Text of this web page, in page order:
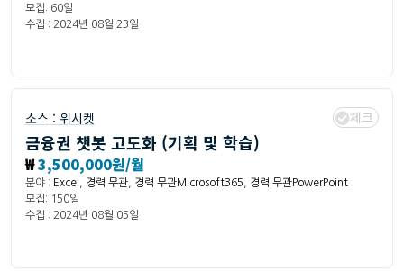
모집: 60일
수집 : 2024년 08월 23일
소스 : 위시켓 체크
금융권 챗봇 고도화 (기획 및 학습)
₩3,500,000원/월
분야 : Excel 경력 무관 경력 무관Microsoft365
경력 무관PowerPoint
모집: 150일
수집 : 2024년 08월 05일